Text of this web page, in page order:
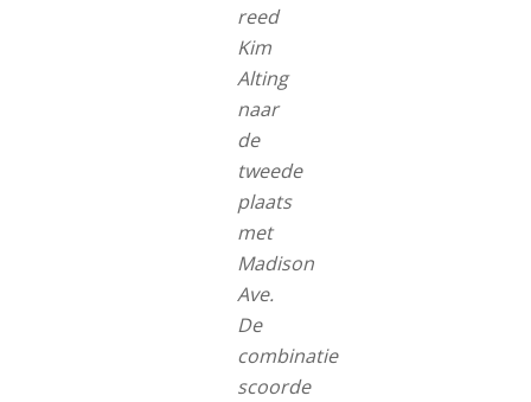
reed
Kim
Alting
naar
de
tweede
plaats
met
Madison
Ave.
De
combinatie
scoorde